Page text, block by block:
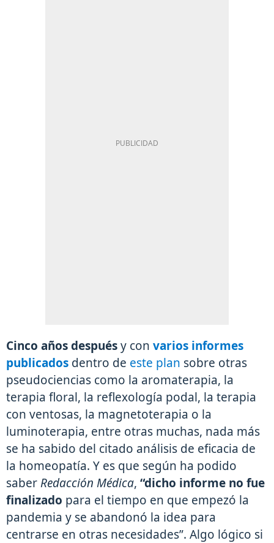
Cinco años despuésy con varios informes
publicados dentro de este plan sobre otras
pseudociencias como la aromaterapia, la
terapia floral, la reflexología podal, la terapia
con ventosas, la magnetoterapia o la
luminoterapia, entre otras muchas, nada más
se ha sabido del citado análisis de eficacia de
la homeopatía. Y es que según ha podido
saberRedacción Médica, “dicho informe no fue
finalizado para el tiempo en que empezó la
pandemia y se abandonó la idea para
centrarse en otras necesidades”. Algo lógico si